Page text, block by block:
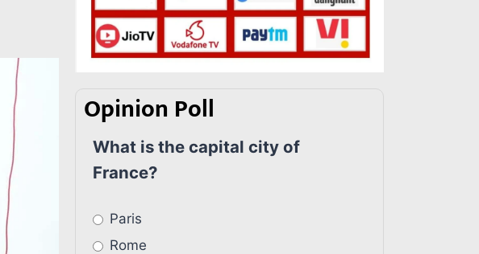
Opinion Poll
What is the capital city of
France?
Paris
Rome